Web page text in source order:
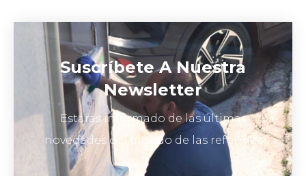
Suscríbete A Nuestra
Newsletter
Estarás informado de las últimas
novedades del mundo de las reformas